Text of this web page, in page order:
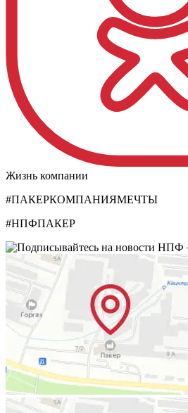
Жизнь компании
#ПАКЕРКОМПАНИЯМЕЧТЫ
#НПФПАКЕР